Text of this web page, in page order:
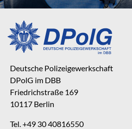
Deutsche Polizeigewerkschaft
DPolG im DBB
Friedrichstraße 169
10117 Berlin
Tel. +49 30 40816550